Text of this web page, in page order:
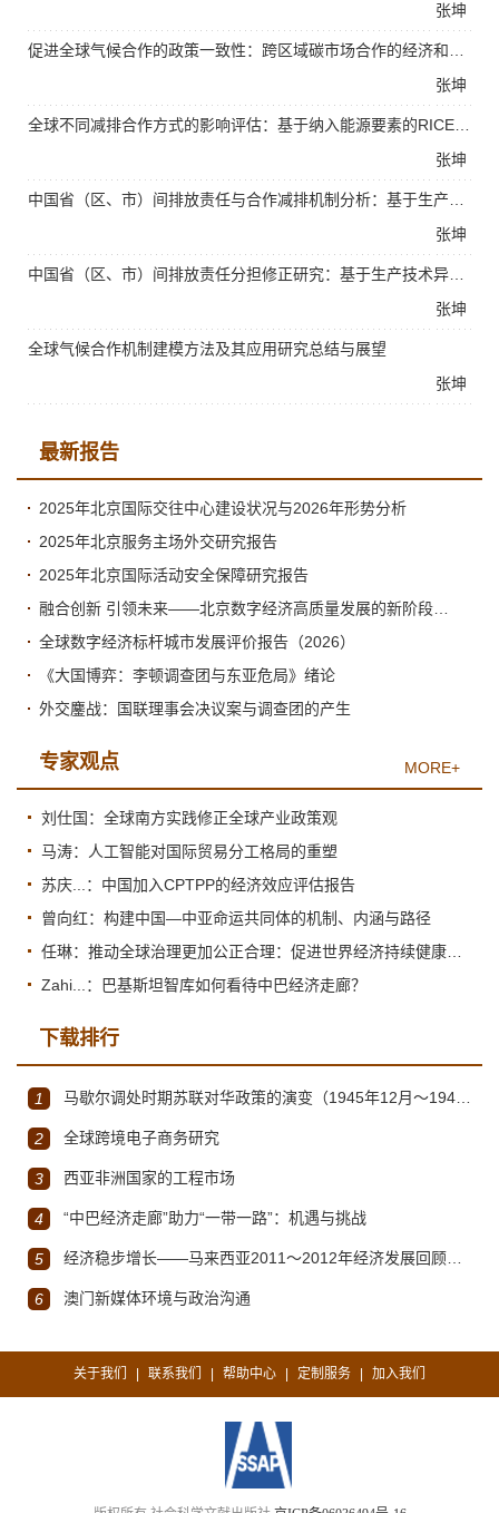
张坤
张坤
张坤
张坤
张坤
张坤
全球气候合作机制建模方法及其应用研究总结与展望
最新报告
2025年北京国际交往中心建设状况与2026年形势分析
2025年北京服务主场外交研究报告
2025年北京国际活动安全保障研究报告
全球数字经济标杆城市发展评价报告（2026）
《大国博弈：李顿调查团与东亚危局》绪论
外交鏖战：国联理事会决议案与调查团的产生
专家观点 MORE+
刘仕国：全球南方实践修正全球产业政策观
马涛：人工智能对国际贸易分工格局的重塑
苏庆...：中国加入CPTPP的经济效应评估报告
曾向红：构建中国—中亚命运共同体的机制、内涵与路径
Zahi...：巴基斯坦智库如何看待中巴经济走廊？
下载排行
1 马歇尔调处时期苏联对华政策的演变（1945年12月～1947年1月）
2 全球跨境电子商务研究
3 西亚非洲国家的工程市场
4 “中巴经济走廊”助力“一带一路”：机遇与挑战
5 经济稳步增长——马来西亚2011～2012年经济发展回顾与展望
6 澳门新媒体环境与政治沟通
关于我们 联系我们 帮助中心 定制服务 加入我们